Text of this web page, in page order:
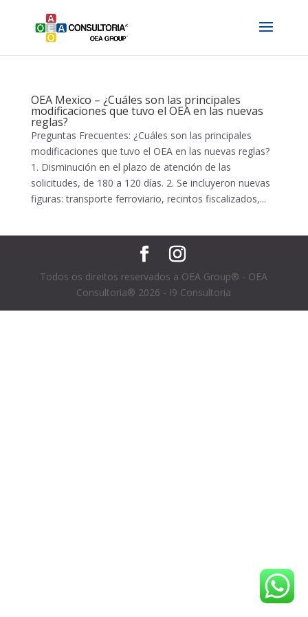
OEA Mexico – ¿Cuáles son las principales
modificaciones que tuvo el OEA en las nuevas
reglas?
Preguntas Frecuentes: ¿Cuáles son las principales
modificaciones que tuvo el OEA en las nuevas reglas?
1. Disminución en el plazo de atención de las
solicitudes, de 180 a 120 días. 2. Se incluyeron nuevas
figuras: transporte ferroviario, recintos fiscalizados,...
Todos os direitos reservados a OEA Group® - OEA
Consultoria® 2026 - I9 Consultoria